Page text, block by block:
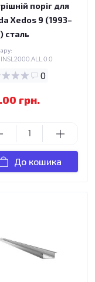
поріг для
Xedos 9 (1993–
сталь
0
грн.
До кошика